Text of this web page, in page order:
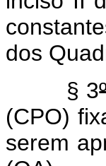
dos
§ 3
(CPO)
serem